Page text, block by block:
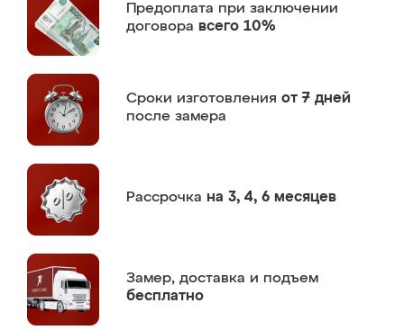
Предоплата при заключении
договора всего 10%
Сроки изготовления от 7 дней
после замера
Рассрочка на 3, 4, 6 месяцев
Замер, доставка и подъем
бесплатно